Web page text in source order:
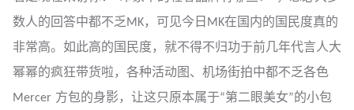
数人的回答中都不乏MK，可见今日MK在国内的国民度真的
非常高。如此高的国民度，就不得不归功于前几年代言人大
幂幂的疯狂带货啦，各种活动图、机场街拍中都不乏各色
Mercer 方包的身影，让这只原本属于“第二眼美女”的小包